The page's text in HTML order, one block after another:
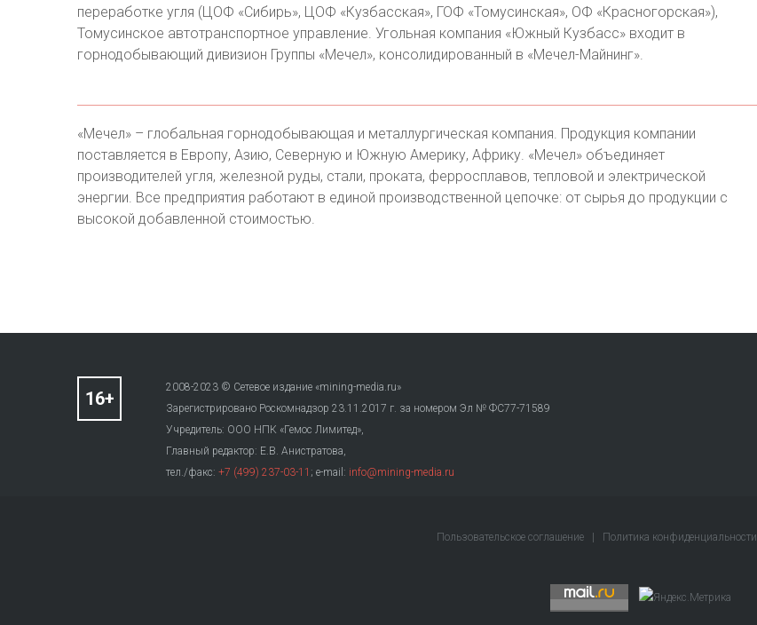
переработке угля (ЦОФ «Сибирь», ЦОФ «Кузбасская», ГОФ «Томусинская», ОФ «Красногорская»),
Томусинское автотранспортное управление. Угольная компания «Южный Кузбасс» входит в
горнодобывающий дивизион Группы «Мечел», консолидированный в «Мечел-Майнинг».
«Мечел» – глобальная горнодобывающая и металлургическая компания. Продукция компании
поставляется в Европу, Азию, Северную и Южную Америку, Африку. «Мечел» объединяет
производителей угля, железной руды, стали, проката, ферросплавов, тепловой и электрической
энергии. Все предприятия работают в единой производственной цепочке: от сырья до продукции с
высокой добавленной стоимостью.
2008-2023 © Сетевое издание «mining-media.ru»
Зарегистрировано Роскомнадзор 23.11.2017 г. за номером Эл № ФС77-71589
Учредитель: ООО НПК «Гемос Лимитед»,
Главный редактор: Е.В. Анистратова,
тел./факс: +7 (499) 237-03-11 ; e-mail: info@mining-media.ru
Пользовательское соглашение Политика конфиденциальности